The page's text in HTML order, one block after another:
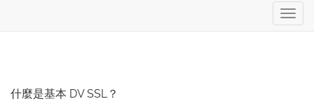
切
換
什麼是基本 DV SSL？